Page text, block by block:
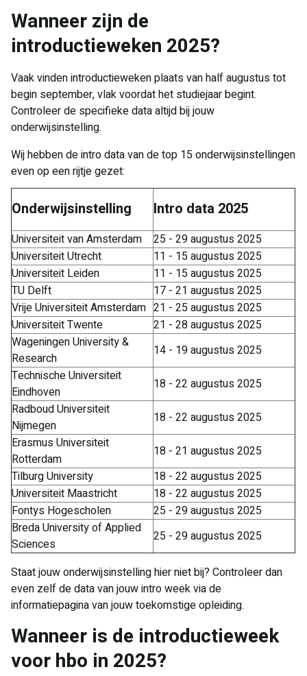
Wanneer zijn de
introductieweken 2025?
Vaak vinden introductieweken plaats van half augustus tot
begin september, vlak voordat het studiejaar begint.
Controleer de specifieke data altijd bij jouw
onderwijsinstelling.
Wij hebben de intro data van de top 15 onderwijsinstellingen
even op een rijtje gezet:
Onderwijsinstelling Intro data 2025
Universiteit van Amsterdam
25 - 29 augustus 2025
Universiteit Utrecht
11 - 15 augustus 2025
Universiteit Leiden
11 - 15 augustus 2025
TU Delft
17 - 21 augustus 2025
Vrije Universiteit Amsterdam 21 - 25 augustus 2025
Universiteit Twente
21 - 28 augustus 2025
Wageningen University &
Research
14 - 19 augustus 2025
Technische Universiteit
Eindhoven
18 - 22 augustus 2025
Radboud Universiteit
Nijmegen
18 - 22 augustus 2025
Erasmus Universiteit
Rotterdam
18 - 21 augustus 2025
Tilburg University
18 - 22 augustus 2025
Universiteit Maastricht
18 - 22 augustus 2025
Fontys Hogescholen
25 - 29 augustus 2025
Breda University of Applied
Sciences
25 - 29 augustus 2025
Staat jouw onderwijsinstelling hier niet bij? Controleer dan
even zelf de data van jouw intro week via de
informatiepagina van jouw toekomstige opleiding.
Wanneer is de introductieweek
voor hbo in 2025?